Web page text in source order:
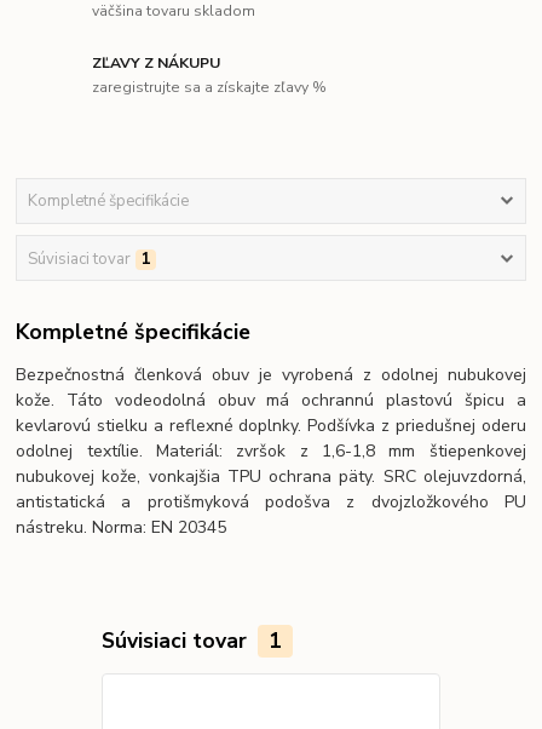
väčšina tovaru skladom
ZĽAVY Z NÁKUPU
zaregistrujte sa a získajte zľavy %
Kompletné špecifikácie
Súvisiaci tovar 1
Kompletné špecifikácie
Bezpečnostná členková obuv je vyrobená z odolnej nubukovej
kože. Táto vodeodolná obuv má ochrannú plastovú špicu a
kevlarovú stielku a reflexné doplnky. Podšívka z priedušnej oderu
odolnej textílie. Materiál: zvršok z 1,6-1,8 mm štiepenkovej
nubukovej kože, vonkajšia TPU ochrana päty. SRC olejuvzdorná,
antistatická a protišmyková podošva z dvojzložkového PU
nástreku. Norma: EN 20345
Súvisiaci tovar 1